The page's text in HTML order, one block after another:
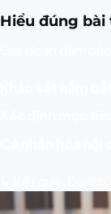
Hiểu đúng